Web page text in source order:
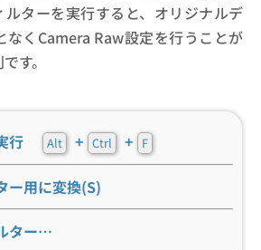
行 Alt + Ctrl + F
ー用に変換(S)
ター…
ターを実行すると、オリジナルデ
なくCamera Raw設定を行うことが
す。